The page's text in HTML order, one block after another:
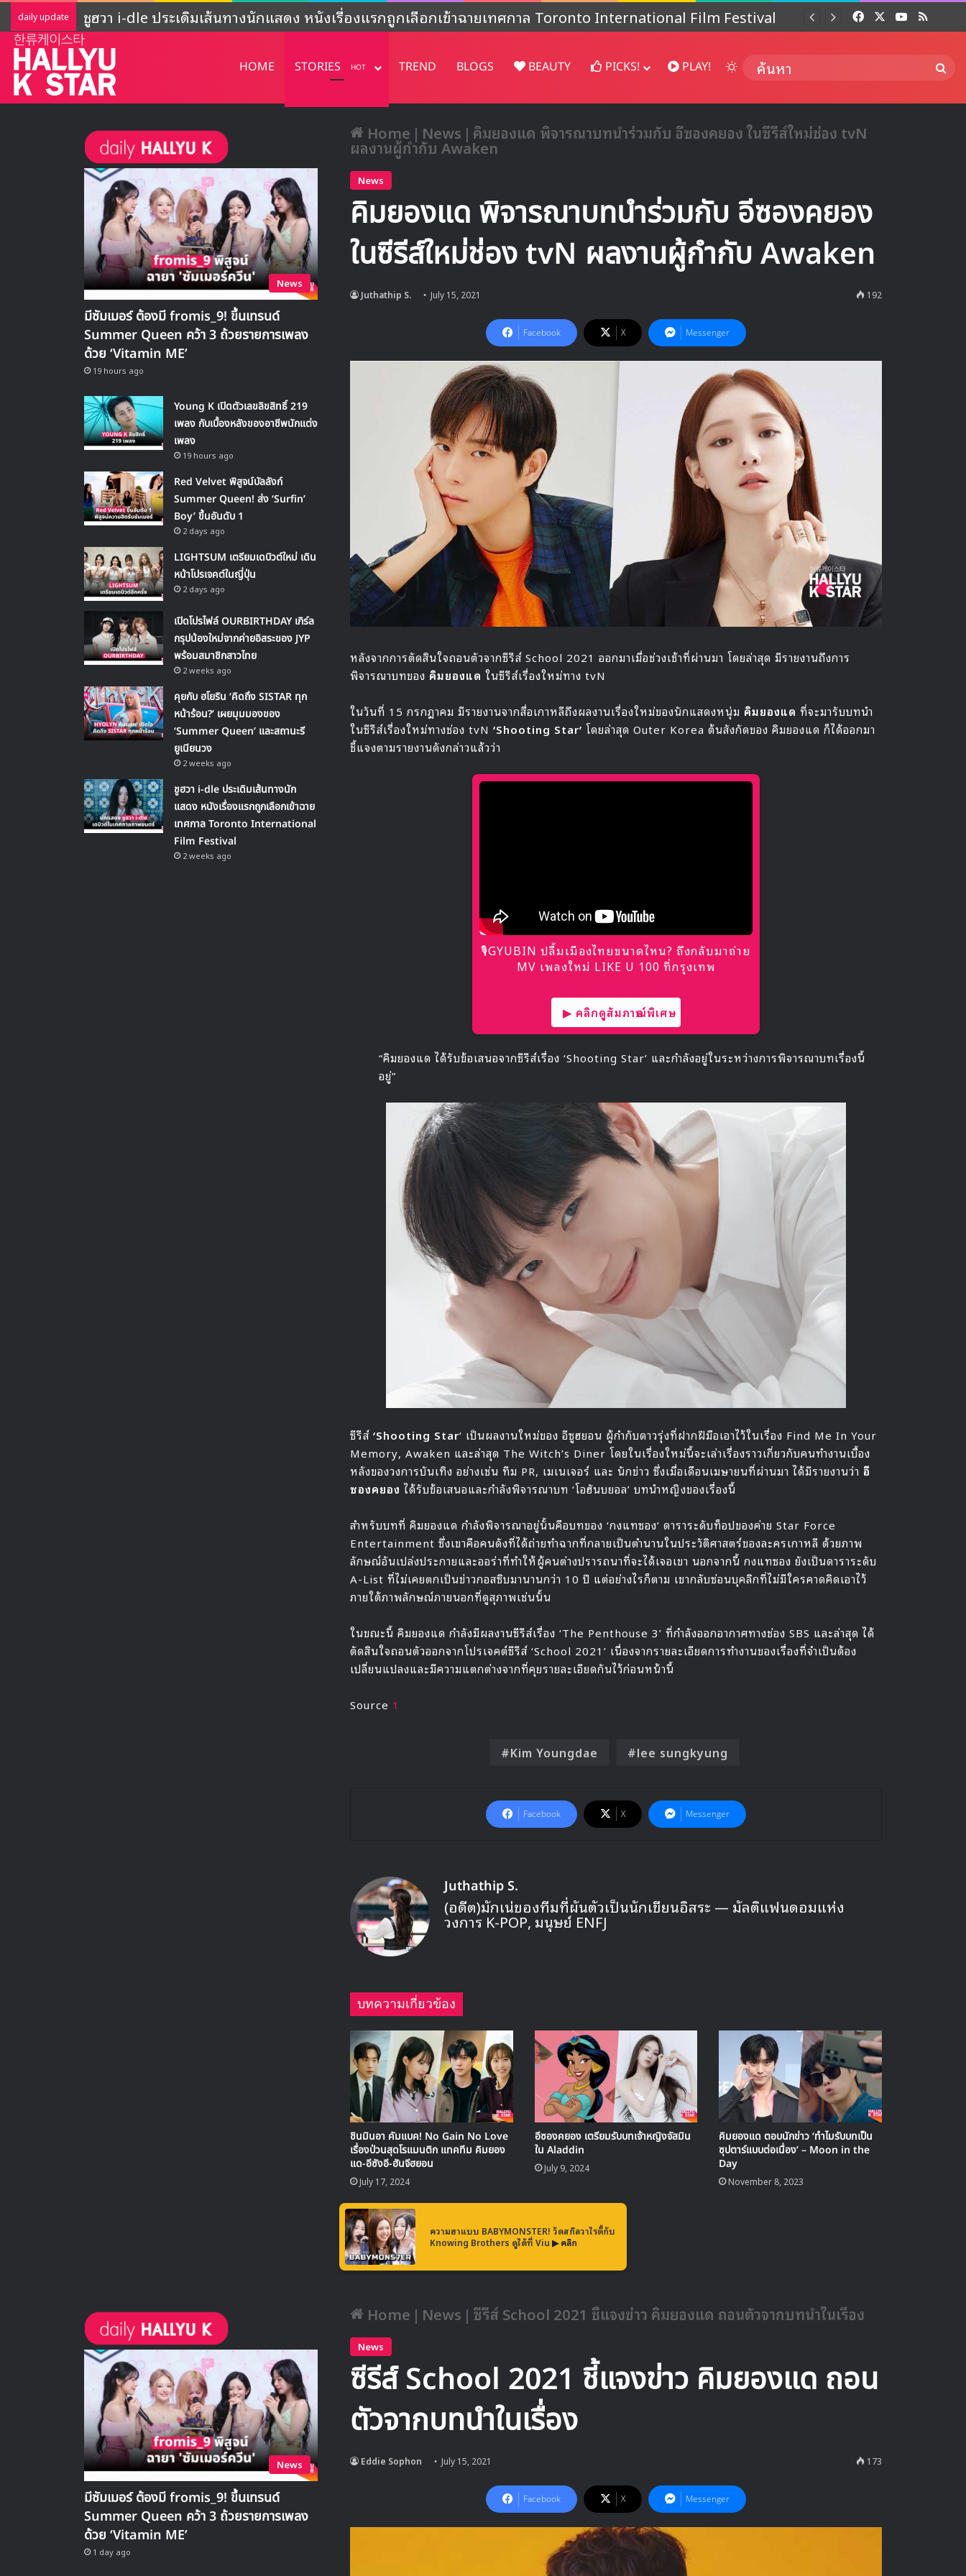
daily update ADOR ชี้แจงกิจกรรมของ NewJeans ‘ยังไม่ชัดเจน’ หลังปล่อยคอนเทนต์พิเศษฉลองครบรอบ 4 ปี FacebookYouTube
RSS
HOME STORIES HOT TREND BLOGS BEAUTY PICKS! PLAY! Switch skin
Home | News | คิมยองแด พิจารณาบทนำร่วมกับ อีซองคยอง ในซีรีส์ใหม่ช่อง tvN
ผลงานผู้กำกับ Awaken
News
คิมยองแด พิจารณาบทนำร่วมกับ อีซองคยอง
ในซีรีส์ใหม่ช่อง tvN ผลงานผู้กำกับ Awaken
Juthathip S. July 15, 2021 192
Facebook X Messenger
หลังจากการตัดสินใจถอนตัวจากซีรีส์ School 2021 ออกมาเมื่อช่วงเช้าที่ผ่านมา โดยล่าสุด มีรายงานถึงการ
พิจารณาบทของ คิมยองแด ในซีรีส์เรื่องใหม่ทาง tvN
ในวันที่ 15 กรกฎาคม มีรายงานจากสื่อเกาหลีถึงผลงานเรื่องใหม่ของนักแสดงหนุ่ม คิมยองแด ที่จะมารับบทนำ
ในซีรีส์เรื่องใหม่ทางช่อง tvN ‘Shooting Star’ โดยล่าสุด Outer Korea ต้นสังกัดของ คิมยองแด ก็ได้ออกมา
ชี้แจงตามรายงานดังกล่าวแล้วว่า
🎙GYUBIN ปลื้มเมืองไทยขนาดไหน? ถึงกลับมาถ่าย
MV เพลงใหม่ LIKE U 100 ที่กรุงเทพ
▶ คลิกดูสัมภาษณ์พิเศษ
“คิมยองแด ได้รับข้อเสนอจากซีรีส์เรื่อง ‘Shooting Star’ และกำลังอยู่ในระหว่างการพิจารณาบทเรื่องนี้
อยู่”
ซีรีส์ ‘Shooting Star‘ เป็นผลงานใหม่ของ อีซูฮยอน ผู้กำกับดาวรุ่งที่ฝากฝีมือเอาไว้ในเรื่อง Find Me In Your
Memory, Awaken และล่าสุด The Witch’s Diner โดยในเรื่องใหม่นี้จะเล่าเรื่องราวเกี่ยวกับคนทำงานเบื้อง
หลังของวงการบันเทิง อย่างเช่น ทีม PR, เมเนเจอร์ และ นักข่าว ซึ่งเมื่อเดือนเมษายนที่ผ่านมา ได้มีรายงานว่า อี
ซองคยอง ได้รับข้อเสนอและกำลังพิจารณาบท ‘โอฮันบยอล’ บทนำหญิงของเรื่องนี้
สำหรับบทที่ คิมยองแด กำลังพิจารณาอยู่นั้นคือบทของ ‘กงแทซอง’ ดาราระดับท็อปของค่าย Star Force
Entertainment ซึ่งเขาคือคนดังที่ได้ถ่ายทำฉากที่กลายเป็นตำนานในประวัติศาสตร์ของละครเกาหลี ด้วยภาพ
ลักษณ์อันเปล่งประกายและออร่าที่ทำให้ผู้คนต่างปรารถนาที่จะได้เจอเขา นอกจากนี้ กงแทซอง ยังเป็นดาราระดับ
A-List ที่ไม่เคยตกเป็นข่าวกอสซิบมานานกว่า 10 ปี แต่อย่างไรก็ตาม เขากลับซ่อนบุคลิกที่ไม่มีใครคาดคิดเอาไว้
ภายใต้ภาพลักษณ์ภายนอกที่ดูสุภาพเช่นนั้น
ในขณะนี้ คิมยองแด กำลังมีผลงานซีรีส์เรื่อง ‘The Penthouse 3’ ที่กำลังออกอากาศทางช่อง SBS และล่าสุด ได้
ตัดสินใจถอนตัวออกจากโปรเจคต์ซีรีส์ ‘School 2021’ เนื่องจากรายละเอียดการทำงานของเรื่องที่จำเป็นต้อง
เปลี่ยนแปลงและมีความแตกต่างจากที่คุยรายละเอียดกันไว้ก่อนหน้านี้
Source 1
Kim Youngdae lee sungkyung
Facebook X Messenger
Juthathip S.
(อดีต)มักเน่ของทีมที่ผันตัวเป็นนักเขียนอิสระ — มัลติแฟนดอมแห่ง
วงการ K-POP, มนุษย์ ENFJ
บทความเกี่ยวข้อง
ชินมินอา คัมแบค! No Gain No Love
เรื่องป่วนสุดโรแมนติก แทคทีม คิมยอง
แด-อีซังอี-ฮันจีฮยอน
July 17, 2024
อีซองคยอง เตรียมรับบทเจ้าหญิงจัสมิน
ใน Aladdin
July 9, 2024
คิมยองแด ตอบนักข่าว ‘ทำไมรับบทเป็น
ซุปตาร์แบบต่อเนื่อง’ – Moon in the
Day
November 8, 2023
News
มีซัมเมอร์ ต้องมี fromis_9! ขึ้นเทรนด์
Summer Queen คว้า 3 ถ้วยรายการเพลง
ด้วย ‘Vitamin ME’
19 hours ago
Young K เปิดตัวเลขลิขสิทธิ์ 219
เพลง กับเบื้องหลังของอาชีพนักแต่ง
เพลง
19 hours ago
Red Velvet พิสูจน์บัลลังก์
Summer Queen! ส่ง ‘Surfin’
Boy’ ขึ้นอันดับ 1
2 days ago
LIGHTSUM เตรียมเดบิวต์ใหม่ เดิน
หน้าโปรเจคต์ในญี่ปุ่น
2 days ago
เปิดโปรไฟล์ OURBIRTHDAY เกิร์ล
กรุปน้องใหม่จากค่ายอิสระของ JYP
พร้อมสมาชิกสาวไทย
2 weeks ago
คุยกับ ฮโยริน ‘คิดถึง SISTAR ทุก
หน้าร้อน?’ เผยมุมมองของ
‘Summer Queen’ และสถานะรี
ยูเนียนวง
2 weeks ago
ชูฮวา i-dle ประเดิมเส้นทางนัก
แสดง หนังเรื่องแรกถูกเลือกเข้าฉาย
เทศกาล Toronto International
Film Festival
2 weeks ago
ความฮาแบบ BABYMONSTER! วัดสกิลวาไรตี้กับ
Knowing Brothers ดูได้ที่ Viu ▶ คลิก